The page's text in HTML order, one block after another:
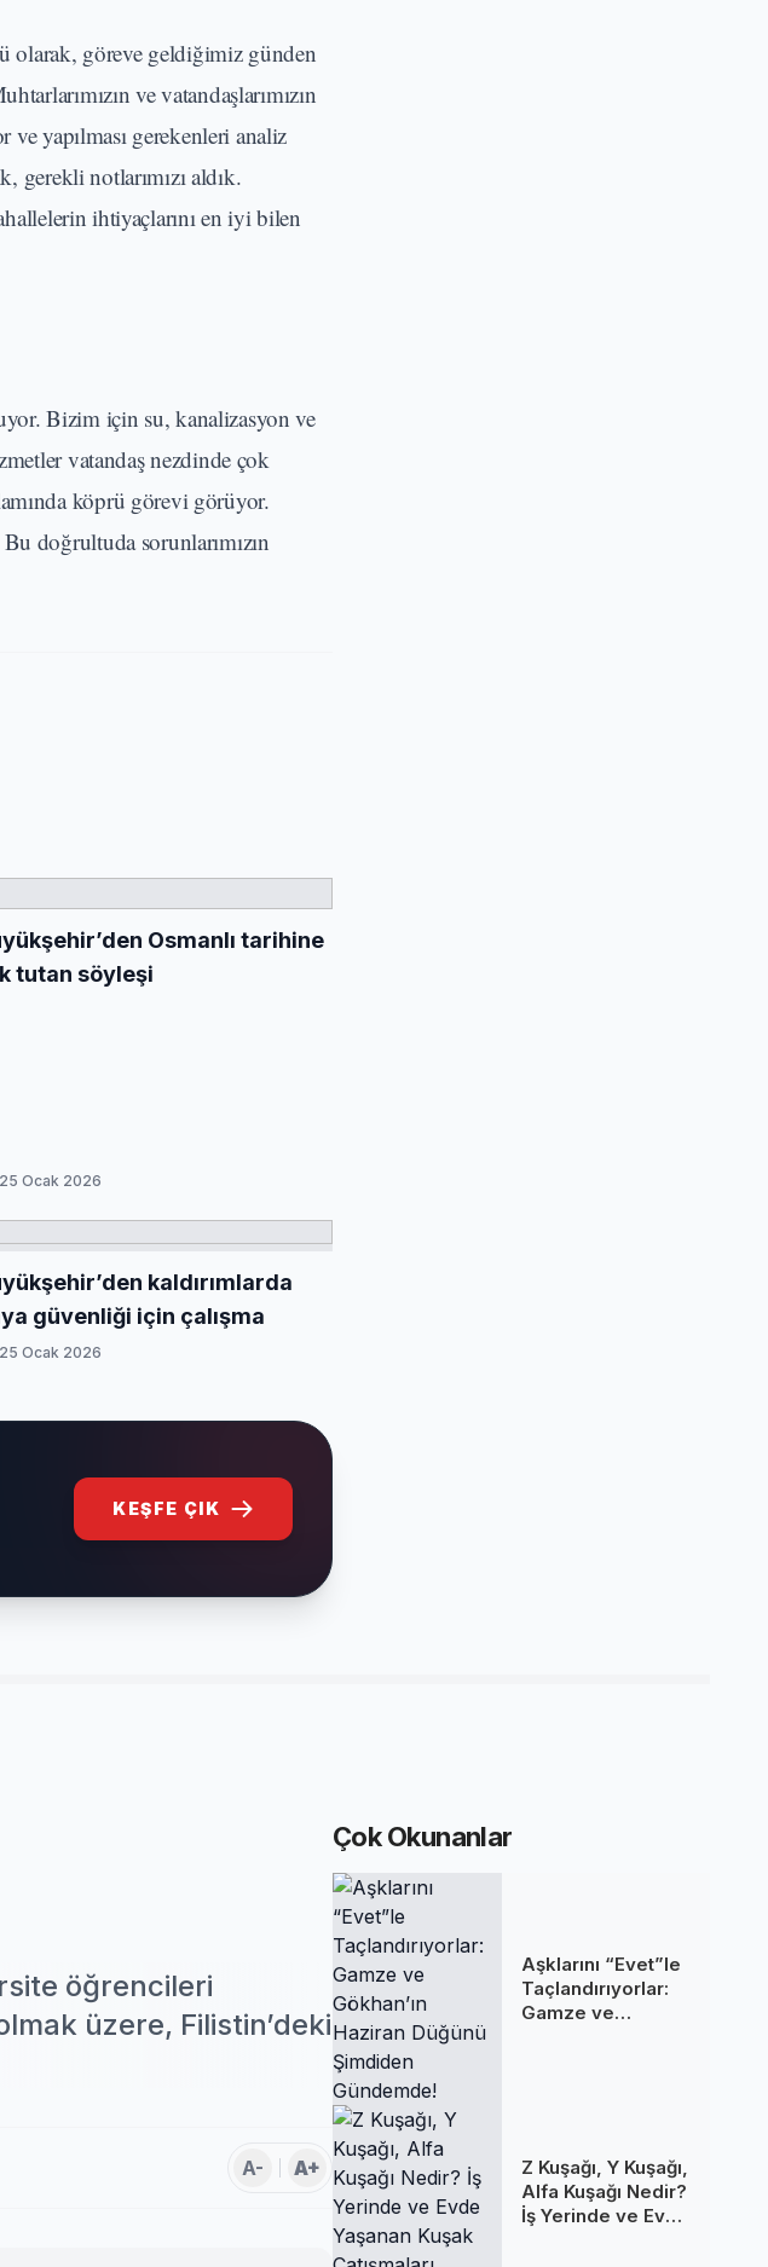
olarak, göreve geldiğimiz günden
ve vatandaşlarımızın
yapılması gerekenleri analiz
gerekli notlarımızı aldık.
ihtiyaçlarını en iyi bilen
Bizim için su, kanalizasyon ve
vatandaş nezdinde çok
köprü görevi görüyor.
doğrultuda sorunlarımızın
Osmanlı tarihine
tutan söyleşi
25 Ocak 2026
kaldırımlarda
güvenliği için çalışma
25 Ocak 2026
KEŞFE ÇIK
öğrencileri
üzere, Filistin’deki
A- A+
Çok Okunanlar
Aşklarını “Evet”le
Taçlandırıyorlar:
Gamze ve
Z Kuşağı, Y Kuşağı,
Alfa Kuşağı Nedir?
İş Yerinde ve Evde